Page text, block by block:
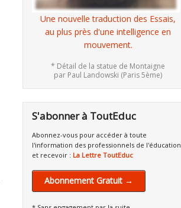
Une nouvelle traduction des Essais,
au plus près d'une intelligence en
mouvement.
* Détail de la statue de Montaigne
par Paul Landowski (Paris 5ème)
S'abonner à ToutEduc
Abonnez-vous pour accéder à toute
l'information des professionnels de l'éducation
et recevoir : La Lettre ToutEduc
Abonnement Gratuit →